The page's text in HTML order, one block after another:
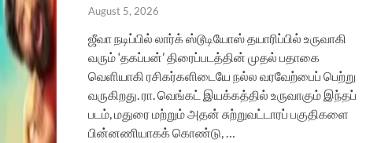
August 5, 2026
ஜீவா நடிப்பில் லார்க் ஸ்டூடியோஸ் தயாரிப்பில் உருவாகி
வரும் ‘தகப்பன்’ திரைப்படத்தின் முதல் பதாகை
வெளியாகி ரசிகர்களிடையே நல்ல வரவேற்பைப் பெற்று
வருகிறது. ரா. வெங்கட் இயக்கத்தில் உருவாகும் இந்தப்
படம், மதுரை மற்றும் அதன் சுற்றுவட்டாரப் பகுதிகளை
பின்னணியாகக் கொண்டு, …